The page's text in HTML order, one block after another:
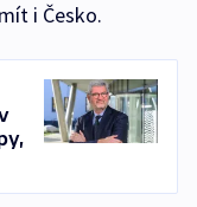
i Česko.